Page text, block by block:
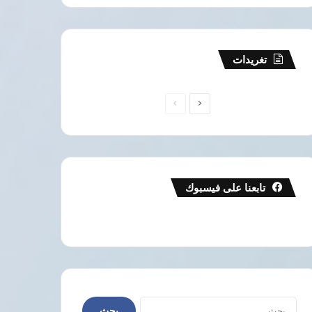
تغريدات
الصفحةالصفحة
تابعنا على فيسبوك
البحث